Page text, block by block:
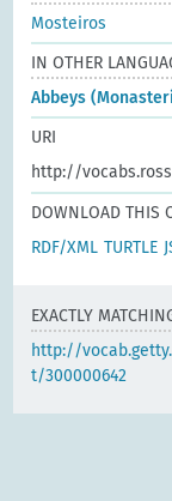
Mosteiros
IN OTHER
Abbeys
URI
http://
DOWNLOAD THIS
RDF/XML TURTLE
EXACTLY
http://
t/300000642